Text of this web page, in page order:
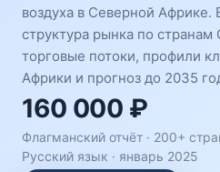
воздуха в Северной Африке.
структура рынка по
торговые потоки, профили
Африки и прогноз до 2035
160 000 ₽
Флагманский отчёт · 200+
Русский язык · январь 2025